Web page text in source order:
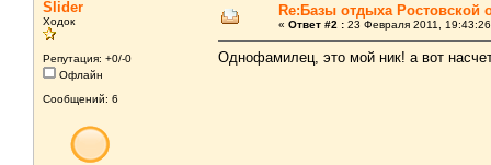
Slider
Ходок
Репутация: +0/-0
Офлайн
Сообщений: 6
Re:Базы отдыха Ростовской
« Ответ #2 : 23 Февраля 2011,
Однофамилец, это мой ник! а вот